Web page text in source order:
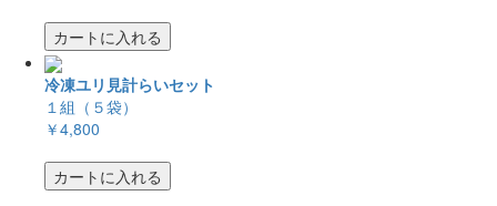
カートに入れる
冷凍ユリ見計らいセット
１組（５袋）
￥4,800
カートに入れる